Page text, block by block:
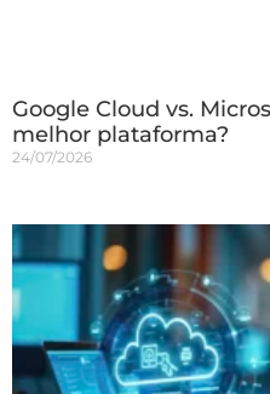
Google Cloud vs.
melhor plataforma?
24/07/2026